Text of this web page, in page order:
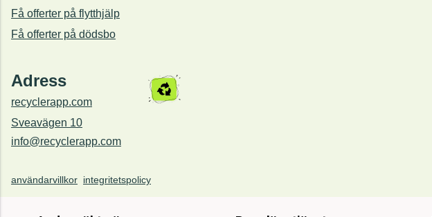
Få offerter på flytthjälp
Få offerter på dödsbo
Adress
recyclerapp.com
Sveavägen 10
info@recyclerapp.com
användarvillkor integritetspolicy